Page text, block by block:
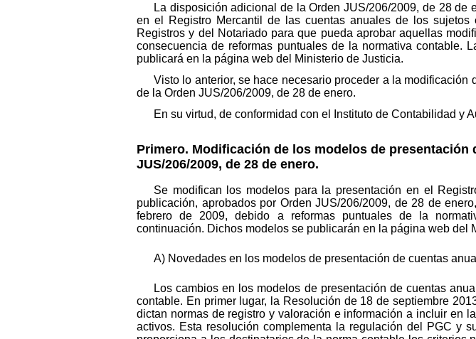
La disposición adicional de la Orden JUS/206/2009, de 28
en el Registro Mercantil de las cuentas anuales de los
Registros y del Notariado para que pueda aprobar aquellas
consecuencia de reformas puntuales de la normativa contable.
publicará en la página web del Ministerio de Justicia.
Visto lo anterior, se hace necesario proceder a la
de la Orden JUS/206/2009, de 28 de enero.
En su virtud, de conformidad con el Instituto de Contabilidad y
Primero. Modificación de los modelos de
JUS/206/2009, de 28 de enero.
Se modifican los modelos para la presentación en el
publicación, aprobados por Orden JUS/206/2009, de 28 de
febrero de 2009, debido a reformas puntuales de la
continuación. Dichos modelos se publicarán en la página web del
A) Novedades en los modelos de presentación de cuentas
Los cambios en los modelos de presentación de cuentas
contable. En primer lugar, la Resolución de 18 de septiembre
dictan normas de registro y valoración e información a incluir en
activos. Esta resolución complementa la regulación del PGC y